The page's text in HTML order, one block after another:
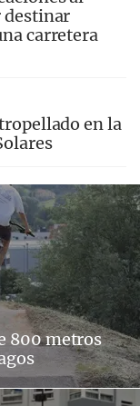
destinar
carretera
en la
800 metros